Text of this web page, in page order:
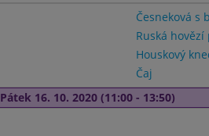
Česneková s
Ruská hovězí
Houskový
Čaj
Pátek 16. 10. 2020 (11:00 - 13:50)